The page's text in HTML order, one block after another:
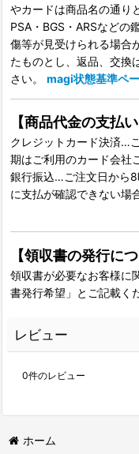
やカードは商品名の通り
PSA・BGS・ARSなどの
傷等が見受けられる場合
たものとし、返品、交換
さい。 magi状態基準ペ
【商品代金の支払い
クレジットカード決済…
期はご利用のカード会社
銀行振込…ご注文日から
に支払が確認できない場
【領収書の発行につ
領収書が必要なお客様に
書発行希望」とご記載く
レビュー
0件のレビュー
ホーム